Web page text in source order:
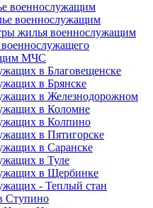
военнослужащим
военнослужащим
жилья военнослужащим
МЧС
в Благовещенске
в Брянске
в Железнодорожном
в Коломне
в Колпино
в Пятигорске
в Саранске
в Туле
в Щербинке
- Теплый стан
Ступино